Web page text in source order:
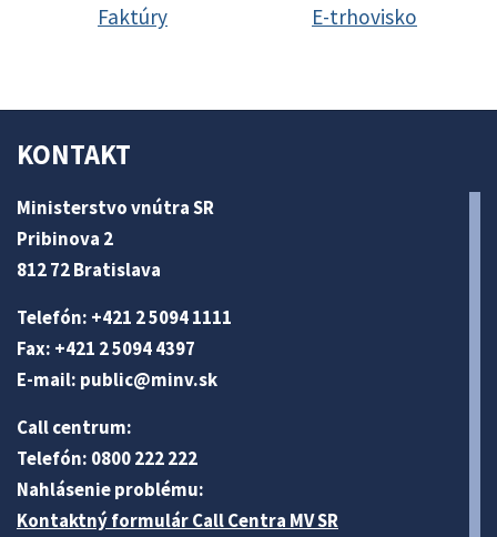
Faktúry E-trhovisko
KONTAKT
Ministerstvo vnútra SR
Pribinova 2
812 72 Bratislava
Telefón: +421 2 5094 1111
Fax: +421 2 5094 4397
E-mail: public@minv.sk
Call centrum:
Telefón: 0800 222 222
Nahlásenie problému:
Kontaktný formulár Call Centra MV SR